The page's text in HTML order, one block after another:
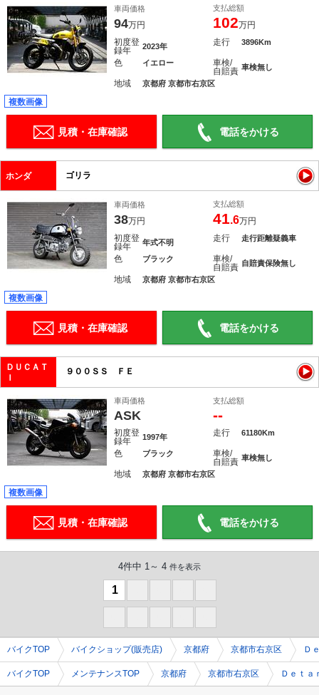
車両価格
94万円
支払総額
102万円
初度登
録年
2023年 走行 3896Km
色 イエロー
車検/
自賠責 車検無し
地域 京都府 京都市右京区
複数画像
見積・在庫確認 電話をかける
ホンダ ゴリラ
車両価格
38万円
支払総額
41.6万円
初度登
録年
年式不明 走行 走行距離疑義車
色 ブラック
車検/
自賠責 自賠責保険無し
地域 京都府 京都市右京区
複数画像
見積・在庫確認 電話をかける
ＤＵＣＡＴ
Ｉ
９００ＳＳ ＦＥ
車両価格
ASK
支払総額
--
初度登
録年
1997年 走行 61180Km
色 ブラック
車検/
自賠責 車検無し
地域 京都府 京都市右京区
複数画像
見積・在庫確認 電話をかける
4件中 1～ 4 件を表示
1
バイクTOP バイクショップ(販売店) 京都府 京都市右京区 Ｄ
バイクTOP メンテナンスTOP 京都府 京都市右京区 Ｄｅｔ